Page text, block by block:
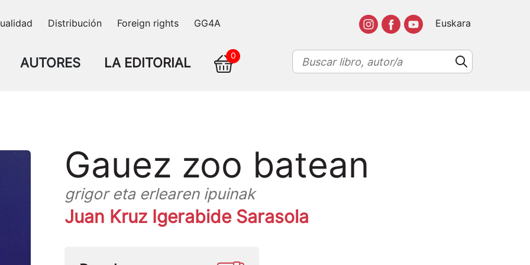
Distribución Foreign rights GG4A Euskara
AUTORES LA EDITORIAL 0
Gauez zoo batean
grigor eta erlearen ipuinak
Juan Kruz Igerabide Sarasola